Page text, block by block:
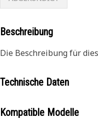
Beschreibung
Die Beschreibung für
Technische Daten
Kompatible Modelle